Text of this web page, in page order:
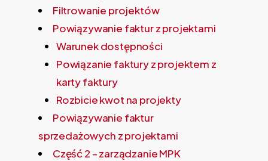
Filtrowanie projektów
Powiązywanie faktur z projektami
Warunek dostępności
Powiązanie faktury z projektem z
karty faktury
Rozbicie kwot na projekty
Powiązywanie faktur
sprzedażowych z projektami
Część 2 – zarządzanie MPK